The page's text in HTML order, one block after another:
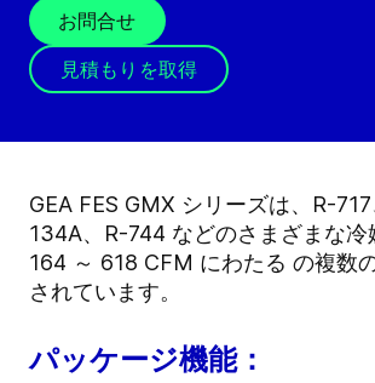
お問合せ
見積もりを取得
GEA FES GMX シリーズは、R-
134A、R-744 などのさまざまな冷
164 ～ 618 CFM にわたる の複数
されています。
パッケージ機能：